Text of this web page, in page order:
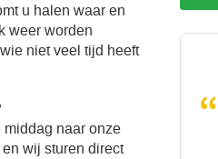
u halen waar en
weer worden
niet veel tijd heeft
middag naar onze
wij sturen direct
“